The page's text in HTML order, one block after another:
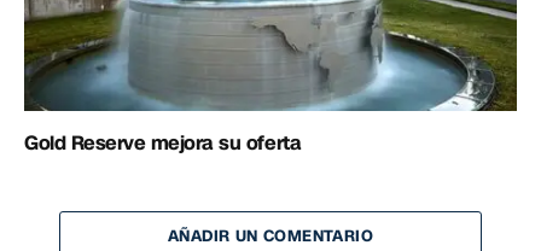
Gold Reserve mejora su oferta
AÑADIR UN COMENTARIO